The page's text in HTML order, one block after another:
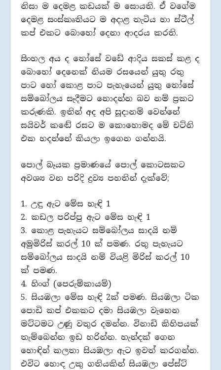
නිසා ම දෙමළ කඩයක් ම සොයති. ඒ වගේම
දෙමළ සංස්කෘතියට ම අදාළ තැටිය හා ස්ටීල්
කප් එකට බොහෝ දෙනා ආදරය කරති.
සිංහල අය ද තෝසේ වඩේ ආදිය සකස් කළ ද
බොහෝ දෙනෙක් නියම රසයෙන් යුතු රතු
පාට හෝ කොළ පාට පැහැයෙන් යුතු තෝසේ
සම්බෝලය සෑදීමට නොදන්න බව නම් ප්‍රකට
කරුණකි. ඉතින් අද අපි සූදානම් වෙන්නේ
සයිවර් කඬේ රසට ම කොහොමද මේ චට්නි
එක හදන්නේ කියලා ඉගෙන ගන්නයි.
පොල් බෑයක ප්‍රමාණයේ පොල් කොටසකට
අවශ්‍ය වන පරිදි ද්‍රව්‍ය පහතින් දැක්වේ;
1. උඳු ඇට මේස හැඳි 1
2. කඩල පරිප්පු ඇට මේස හැඳි 1
3. කොළ පැහැයට සම්බෝලය සාදයි නම්
අමුමිරිස් කරල් 10 ක් පමණ. රතු පැහැයට
සම්බෝලය සාදයි නම් වියළි මිරිස් කරල් 10
ක් පමණ.
4. හිංග් (පෙරුම්කායම්)
5. සියඹලා මේස හැඳි 2ක් පමණ. සියඹලා ටික
පොඩි කප් එකකට දමා සියඹලා වැහෙන
මට්ටමට උණු වතුර දමන්න. විනාඩි කිහිපයක්
තැම්බෙන්න ඉඩ හරින්න. හැන්දක් ගෙන
හොඳින් කලතා සියඹලා ඇට ඉවත් කරගන්න.
එවිට හොඳ උකු ගතියකින් සියඹලා පේස්ට්